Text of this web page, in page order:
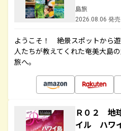
島旅
2026.08.06 発売
ようこそ！ 絶景スポットから
人たちが教えてくれた奄美大島
旅へ。
Ｒ０２ 地
イル ハワ